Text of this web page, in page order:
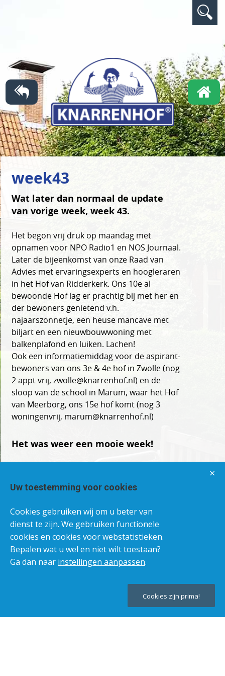
week43
Wat later dan normaal de update
van vorige week, week 43.
Het begon vrij druk op maandag met
opnamen voor NPO Radio1 en NOS Journaal.
Later de bijeenkomst van onze Raad van
Advies met ervaringsexperts en hoogleraren
in het Hof van Ridderkerk. Ons 10e al
bewoonde Hof lag er prachtig bij met her en
der bewoners genietend v.h.
najaarszonnetje, een heuse mancave met
biljart en een nieuwbouwwoning met
balkenplafond en luiken. Lachen!
Ook een informatiemiddag voor de aspirant-
bewoners van ons 3e & 4e hof in Zwolle (nog
2 appt vrij, zwolle@knarrenhof.nl) en de
sloop van de school in Marum, waar het Hof
van Meerborg, ons 15e hof komt (nog 3
woningenvrij, marum@knarrenhof.nl)
Het was weer een mooie week!
×
Uw toestemming voor cookies
Cookies gebruiken wij om u beter van
dienst te zijn. We gebruiken functionele
cookies en cookies voor webstatistieken.
Bepalen wat u wel en niet wilt toestaan?
Ga dan naar instellingen aanpassen.
Cookies zijn prima!